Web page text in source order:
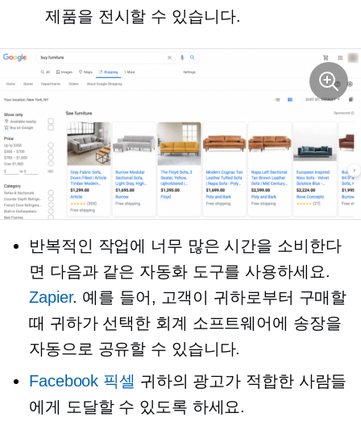
제품을 전시할 수 있습니다.
반복적인 작업에 너무 많은 시간을 소비한다
면 다음과 같은 자동화 도구를 사용하세요.
Zapier. 예를 들어, 고객이 귀하로부터 구매할
때 귀하가 선택한 회계 소프트웨어에 송장을
자동으로 공유할 수 있습니다.
Facebook 픽셀 귀하의 광고가 적합한 사람들
에게 도달할 수 있도록 하세요.